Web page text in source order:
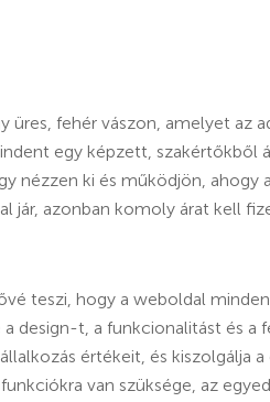
üres, fehér vászon, amelyet az
egy képzett, szakértőkből
nézzen ki és működjön, ahogy
jár, azonban komoly árat kell
teszi, hogy a weboldal
design-t, a funkcionalitást és a
értékeit, és kiszolgálja a
van szüksége, az